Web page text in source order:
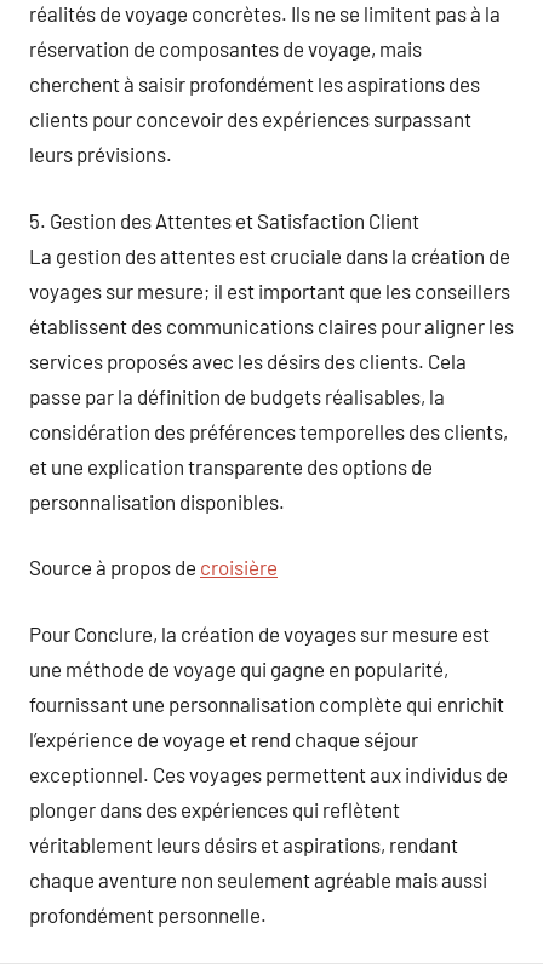
réalités de voyage concrètes. Ils ne se limitent pas à la
réservation de composantes de voyage, mais
cherchent à saisir profondément les aspirations des
clients pour concevoir des expériences surpassant
leurs prévisions.
5. Gestion des Attentes et Satisfaction Client
La gestion des attentes est cruciale dans la création de
voyages sur mesure; il est important que les conseillers
établissent des communications claires pour aligner les
services proposés avec les désirs des clients. Cela
passe par la définition de budgets réalisables, la
considération des préférences temporelles des clients,
et une explication transparente des options de
personnalisation disponibles.
Source à propos de croisière
Pour Conclure, la création de voyages sur mesure est
une méthode de voyage qui gagne en popularité,
fournissant une personnalisation complète qui enrichit
l’expérience de voyage et rend chaque séjour
exceptionnel. Ces voyages permettent aux individus de
plonger dans des expériences qui reflètent
véritablement leurs désirs et aspirations, rendant
chaque aventure non seulement agréable mais aussi
profondément personnelle.